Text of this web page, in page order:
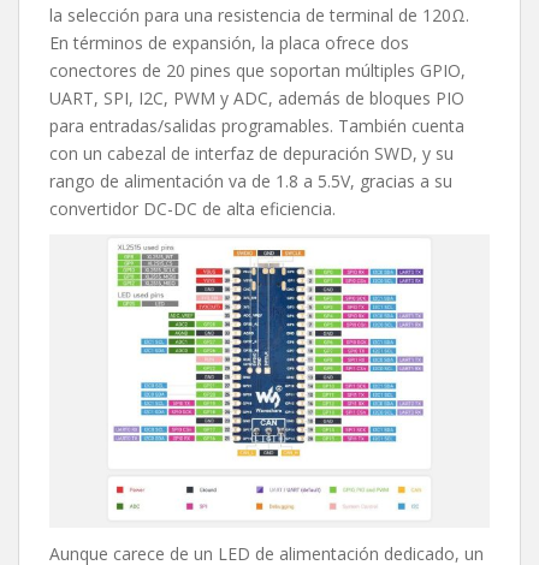
la selección para una resistencia de terminal de 120Ω.
En términos de expansión, la placa ofrece dos
conectores de 20 pines que soportan múltiples GPIO,
UART, SPI, I2C, PWM y ADC, además de bloques PIO
para entradas/salidas programables. También cuenta
con un cabezal de interfaz de depuración SWD, y su
rango de alimentación va de 1.8 a 5.5V, gracias a su
convertidor DC-DC de alta eficiencia.
Aunque carece de un LED de alimentación dedicado, un